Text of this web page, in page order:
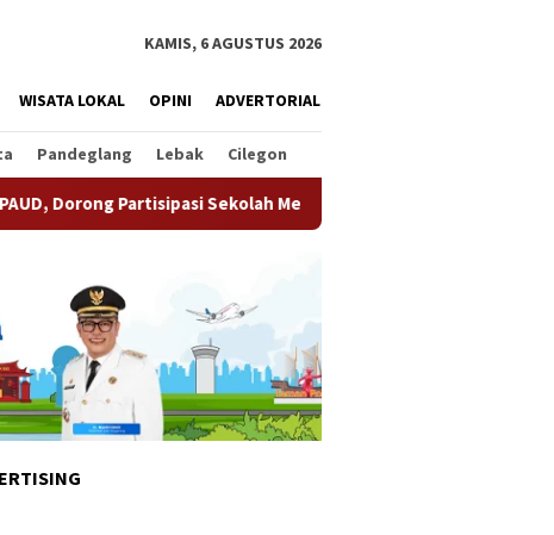
KAMIS, 6 AGUSTUS 2026
WISATA LOKAL OPINI ADVERTORIAL
Pandeglang Lebak Cilegon
Sekolah Meningkat Pemkot Tangsel Matangkan